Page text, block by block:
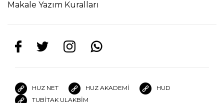
Makale Yazım Kuralları
HUZ NET HUZ AKADEMİ
HUD
TUBİTAK ULAKBİM